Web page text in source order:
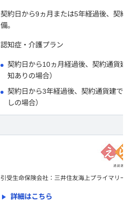
契約日から9ヵ月または5年経過後、契約
備。
認知症・介護プラン
契約日から10ヵ月経過後、契約通貨建
知ありの場合）
契約日から3年経過後、契約通貨建で
しの場合）
引受生命保険会社：三井住友海上プライマリー
詳細はこちら